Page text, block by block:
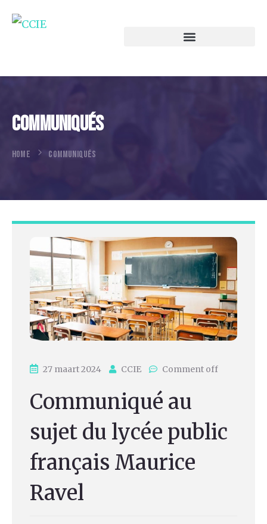
Communiqués
HOME COMMUNIQUÉS
27 maart 2024 CCIE Comment off
Communiqué au
sujet du lycée public
français Maurice
Ravel